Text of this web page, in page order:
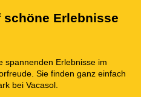
schöne Erlebnisse
spannenden Erlebnisse im
Sie finden ganz einfach
bei Vacasol.